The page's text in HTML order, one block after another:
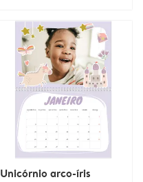
Unicórnio arco-íris